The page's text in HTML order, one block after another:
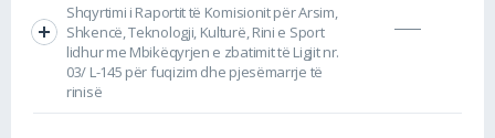
Shqyrtimi i Raportit të Komisionit për Arsim,
Shkencë, Teknologji, Kulturë, Rini e Sport
lidhur me Mbikëqyrjen e zbatimit të Ligjit nr.
03/ L-145 për fuqizim dhe pjesëmarrje të
rinisë